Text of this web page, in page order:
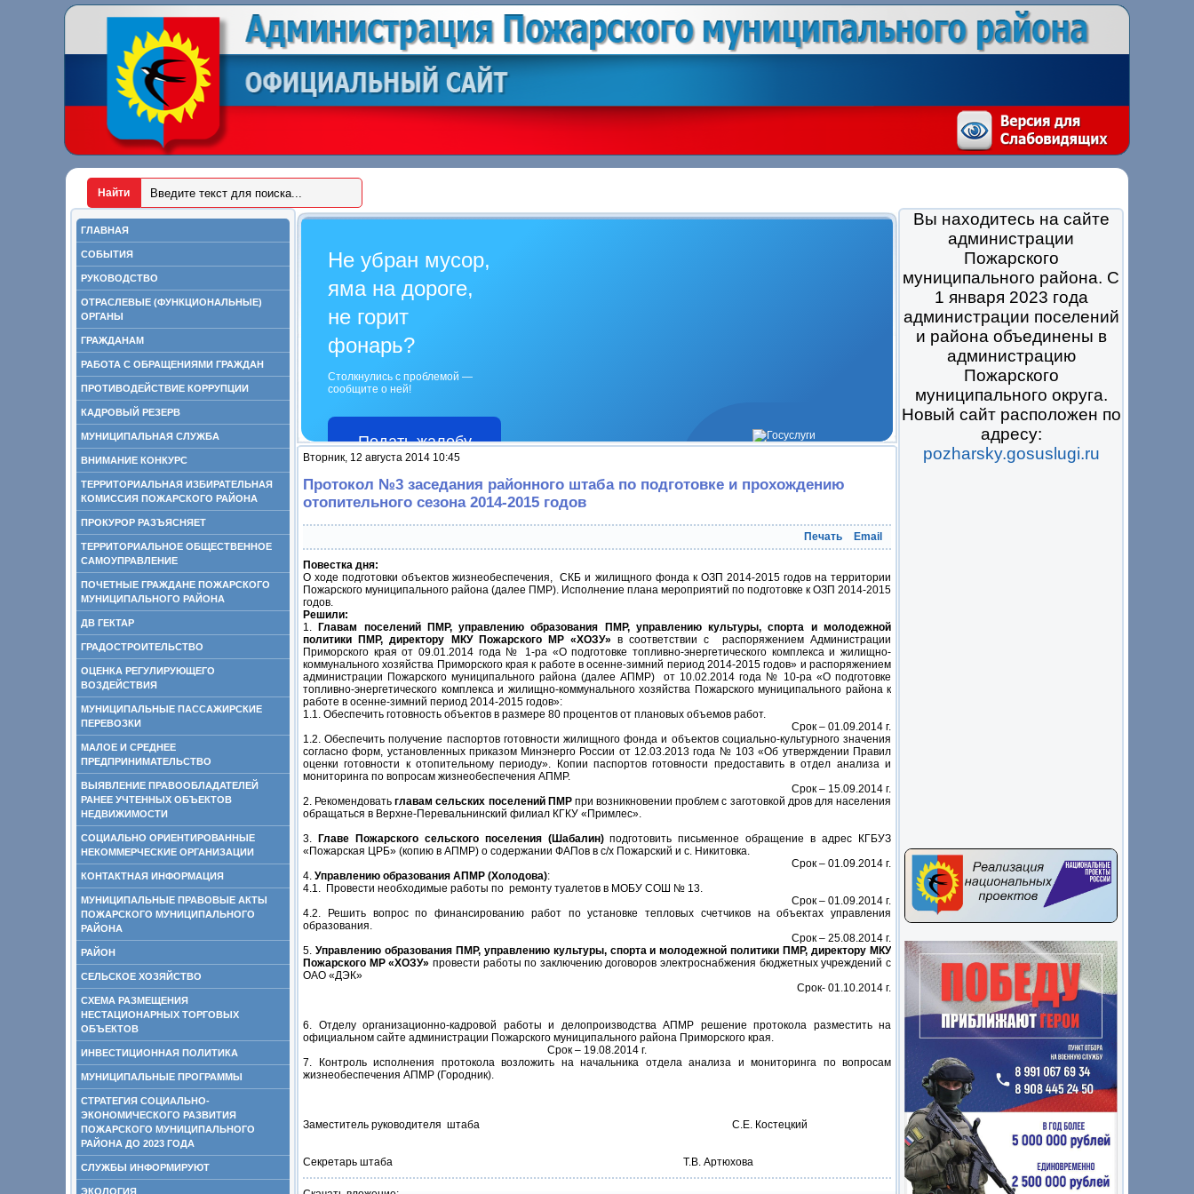
ГЛАВНАЯ
СОБЫТИЯ
РУКОВОДСТВО
ОТРАСЛЕВЫЕ (ФУНКЦИОНАЛЬНЫЕ)
ОРГАНЫ
ГРАЖДАНАМ
РАБОТА С ОБРАЩЕНИЯМИ ГРАЖДАН
ПРОТИВОДЕЙСТВИЕ КОРРУПЦИИ
КАДРОВЫЙ РЕЗЕРВ
МУНИЦИПАЛЬНАЯ СЛУЖБА
ВНИМАНИЕ КОНКУРС
ТЕРРИТОРИАЛЬНАЯ ИЗБИРАТЕЛЬНАЯ
КОМИССИЯ ПОЖАРСКОГО РАЙОНА
ПРОКУРОР РАЗЪЯСНЯЕТ
ТЕРРИТОРИАЛЬНОЕ ОБЩЕСТВЕННОЕ
САМОУПРАВЛЕНИЕ
ПОЧЕТНЫЕ ГРАЖДАНЕ ПОЖАРСКОГО
МУНИЦИПАЛЬНОГО РАЙОНА
ДВ ГЕКТАР
ГРАДОСТРОИТЕЛЬСТВО
ОЦЕНКА РЕГУЛИРУЮЩЕГО
ВОЗДЕЙСТВИЯ
МУНИЦИПАЛЬНЫЕ ПАССАЖИРСКИЕ
ПЕРЕВОЗКИ
МАЛОЕ И СРЕДНЕЕ
ПРЕДПРИНИМАТЕЛЬСТВО
ВЫЯВЛЕНИЕ ПРАВООБЛАДАТЕЛЕЙ
РАНЕЕ УЧТЕННЫХ ОБЪЕКТОВ
НЕДВИЖИМОСТИ
СОЦИАЛЬНО ОРИЕНТИРОВАННЫЕ
НЕКОММЕРЧЕСКИЕ ОРГАНИЗАЦИИ
КОНТАКТНАЯ ИНФОРМАЦИЯ
МУНИЦИПАЛЬНЫЕ ПРАВОВЫЕ АКТЫ
ПОЖАРСКОГО МУНИЦИПАЛЬНОГО
РАЙОНА
РАЙОН
СЕЛЬСКОЕ ХОЗЯЙСТВО
СХЕМА РАЗМЕЩЕНИЯ
НЕСТАЦИОНАРНЫХ ТОРГОВЫХ
ОБЪЕКТОВ
ИНВЕСТИЦИОННАЯ ПОЛИТИКА
МУНИЦИПАЛЬНЫЕ ПРОГРАММЫ
СТРАТЕГИЯ СОЦИАЛЬНО-
ЭКОНОМИЧЕСКОГО РАЗВИТИЯ
ПОЖАРСКОГО МУНИЦИПАЛЬНОГО
РАЙОНА ДО 2023 ГОДА
СЛУЖБЫ ИНФОРМИРУЮТ
ЭКОЛОГИЯ
Вы находитесь на сайте
администрации
Пожарского
муниципального района. С
1 января 2023 года
администрации поселений
и района объединены в
администрацию
Пожарского
муниципального округа.
Новый сайт расположен по
адресу:
pozharsky.gosuslugi.ru
Не убран мусор,
яма на дороге,
не горит
фонарь?
Столкнулись с проблемой —
сообщите о ней!
Подать жалобу
Вторник, 12 августа 2014 10:45
Протокол №3 заседания районного штаба по подготовке и прохождению
отопительного сезона 2014-2015 годов
Печать Email
Повестка дня:
О ходе подготовки объектов жизнеобеспечения, СКБ и жилищного фонда к ОЗП 2014-2015 годов на территории
Пожарского муниципального района (далее ПМР). Исполнение плана мероприятий по подготовке к ОЗП 2014-2015
годов.
Решили:
1.
Главам поселений ПМР, управлению образования ПМР, управлению культуры, спорта и молодежной
политики ПМР, директору МКУ Пожарского МР «ХОЗУ» в соответствии с распоряжением Администрации
Приморского края от 09.01.2014 года № 1-ра «О подготовке топливно-энергетического комплекса и жилищно-
коммунального хозяйства Приморского края к работе в осенне-зимний период 2014-2015 годов» и распоряжением
администрации Пожарского муниципального района (далее АПМР) от 10.02.2014 года № 10-ра «О подготовке
топливно-энергетического комплекса и жилищно-коммунального хозяйства Пожарского муниципального района к
работе в осенне-зимний период 2014-2015 годов»:
1.1. Обеспечить готовность объектов в размере 80 процентов от плановых объемов работ.
Срок – 01.09.2014 г.
1.2. Обеспечить получение паспортов готовности жилищного фонда и объектов социально-культурного значения
согласно форм, установленных приказом Минэнерго России от 12.03.2013 года № 103 «Об утверждении Правил
оценки готовности к отопительному периоду». Копии паспортов готовности предоставить в отдел анализа и
мониторинга по вопросам жизнеобеспечения АПМР.
Срок – 15.09.2014 г.
2. Рекомендоватьглавам сельских поселений ПМРпри возникновении проблем с заготовкой дров для населения
обращаться в Верхне-Перевальнинский филиал КГКУ «Примлес».
3.
Главе Пожарского сельского поселения (Шабалин)подготовить письменное обращение в адрес КГБУЗ
«Пожарская ЦРБ» (копию в АПМР) о содержании ФАПов в с/х Пожарский и с. Никитовка.
Срок – 01.09.2014 г.
4. Управлению образования АПМР (Холодова):
4.1. Провести необходимые работы по ремонту туалетов в МОБУ СОШ № 13.
Срок – 01.09.2014 г.
4.2. Решить вопрос по финансированию работ по установке тепловых счетчиков на объектах управления
образования.
Срок – 25.08.2014 г.
5. Управлению образования ПМР, управлению культуры, спорта и молодежной политики ПМР, директору МКУ
Пожарского МР «ХОЗУ» провести работы по заключению договоров электроснабжения бюджетных учреждений с
ОАО «ДЭК»
Срок- 01.10.2014 г.
6. Отделу организационно-кадровой работы и делопроизводства АПМР решение протокола разместить на
официальном сайте администрации Пожарского муниципального района Приморского края.
Срок – 19.08.2014 г.
7. Контроль исполнения протокола возложить на начальника отдела анализа и мониторинга по вопросам
жизнеобеспечения АПМР (Городник).
Заместитель руководителя штаба С.Е. Костецкий
Секретарь штаба Т.В. Артюхова